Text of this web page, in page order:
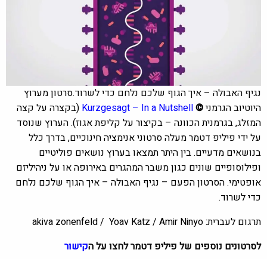
נגיף האבולה – איך הגוף שלכם נלחם כדי לשרוד.סרטון מערוץ
היוטיוב הגרמני©
Kurzgesagt – In a Nutshell
(בקצרה על קצה
המזלג, בגרמנית הכוונה – בקיצור על קליפת אגוז). הערוץ שנוסד
על ידי פיליפ דטמר מעלה סרטוני אנימציה חינוכיים, בדרך כלל
בנושאים מדעיים. בין היתר תמצאו בערוץ נושאים פוליטיים
ופילוסופיים שונים כגון משבר המהגרים באירופה או על ניהיליזם
אופטימי. הסרטון הפעם –נ גיף האבולה – איך הגוף שלכם נלחם
כדי לשרוד.
תרגום לעברית: akiva zonenfeld / Yoav Katz / Amir Ninyo
לסרטונים נוספים של פיליפ דטמר לחצו על הקישור